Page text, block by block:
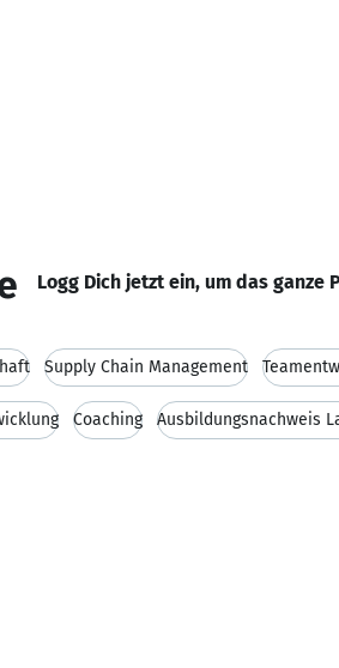
Logg Dich jetzt ein, um das ganze
Supply Chain Management
Coaching Ausbildungsnachweis